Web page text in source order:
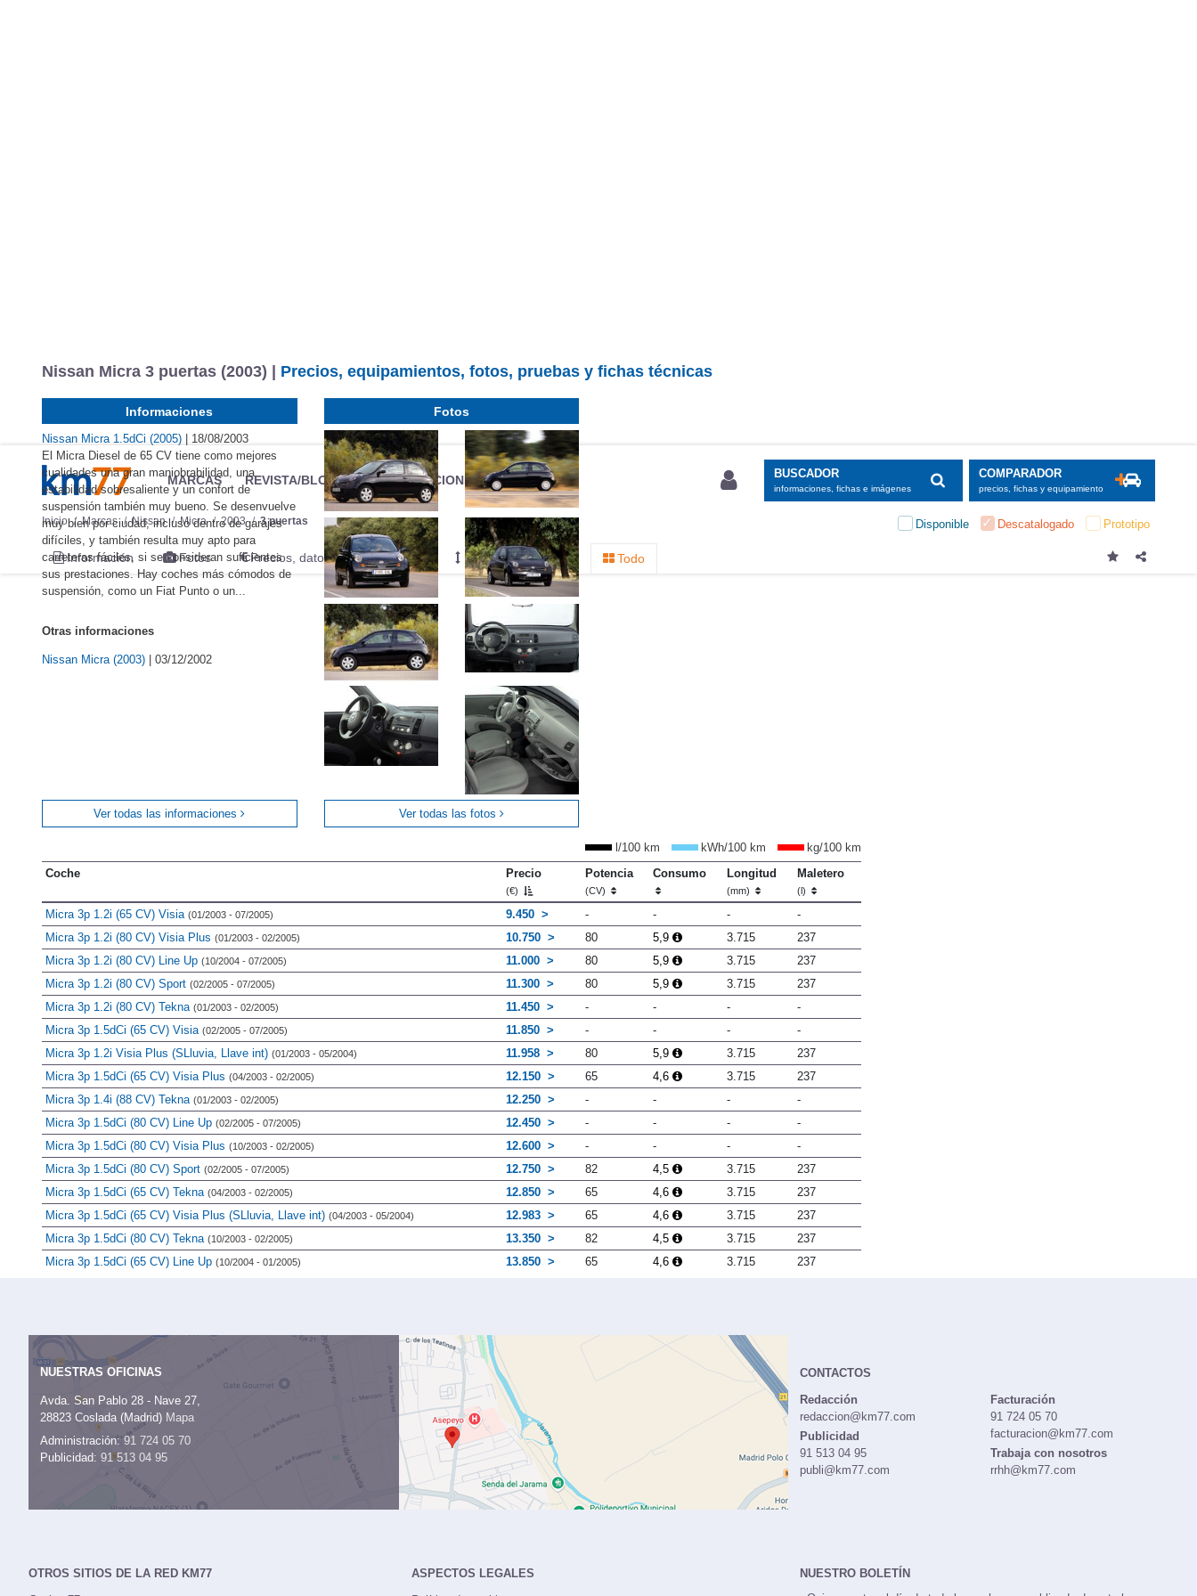
MARCAS REVISTA/BLOG OTRAS SECCIONES BUSCADOR
informaciones, fichas e imágenes
COMPARADOR
precios, fichas y equipamiento
Inicio Marcas Nissan Micra 2003 3 puertas Disponible Descatalogado Prototipo
Información Fotos Precios, datos y equipamientos Mediciones propias Todo
Nissan Micra 3 puertas (2003) | Precios, equipamientos, fotos, pruebas y fichas técnicas
Informaciones
Nissan Micra 1.5dCi (2005) | 18/08/2003
El Micra Diesel de 65 CV tiene como mejores
cualidades una gran maniobrabilidad, una
estabilidad sobresaliente y un confort de
suspensión también muy bueno. Se desenvuelve
muy bien por ciudad, incluso dentro de garajes
difíciles, y también resulta muy apto para
carreteras fáciles, si se consideran suficientes
sus prestaciones. Hay coches más cómodos de
suspensión, como un Fiat Punto o un...
Otras informaciones
Nissan Micra (2003) | 03/12/2002
Ver todas las informaciones
Fotos
Ver todas las fotos
l/100 km kWh/100 km
kg/100 km
Coche
Precio
(€)
Potencia
(CV)
Consumo Longitud
(mm)
Maletero
(l)
Micra 3p 1.2i (65 CV) Visia (01/2003 - 07/2005) 9.450 - - -
-
Micra 3p 1.2i (80 CV) Visia Plus (01/2003 - 02/2005) 10.750 80 5,9 3.715
237
Micra 3p 1.2i (80 CV) Line Up (10/2004 - 07/2005) 11.000 80 5,9 3.715
237
Micra 3p 1.2i (80 CV) Sport (02/2005 - 07/2005) 11.300 80 5,9 3.715
237
Micra 3p 1.2i (80 CV) Tekna (01/2003 - 02/2005) 11.450 - - -
-
Micra 3p 1.5dCi (65 CV) Visia (02/2005 - 07/2005) 11.850 - - -
-
Micra 3p 1.2i Visia Plus (SLluvia, Llave int) (01/2003 - 05/2004) 11.958 80 5,9 3.715
237
Micra 3p 1.5dCi (65 CV) Visia Plus (04/2003 - 02/2005) 12.150 65 4,6 3.715
237
Micra 3p 1.4i (88 CV) Tekna (01/2003 - 02/2005) 12.250 - - -
-
Micra 3p 1.5dCi (80 CV) Line Up (02/2005 - 07/2005) 12.450 - - -
-
Micra 3p 1.5dCi (80 CV) Visia Plus (10/2003 - 02/2005) 12.600 - - -
-
Micra 3p 1.5dCi (80 CV) Sport (02/2005 - 07/2005) 12.750 82 4,5 3.715
237
Micra 3p 1.5dCi (65 CV) Tekna (04/2003 - 02/2005) 12.850 65 4,6 3.715
237
Micra 3p 1.5dCi (65 CV) Visia Plus (SLluvia, Llave int) (04/2003 - 05/2004) 12.983 65 4,6 3.715
237
Micra 3p 1.5dCi (80 CV) Tekna (10/2003 - 02/2005) 13.350 82 4,5 3.715
237
Micra 3p 1.5dCi (65 CV) Line Up (10/2004 - 01/2005) 13.850 65 4,6 3.715 237
NUESTRAS OFICINAS
Avda. San Pablo 28 - Nave 27,
28823 Coslada (Madrid) Mapa
Administración:91 724 05 70
Publicidad: 91 513 04 95
CONTACTOS
Redacción
redaccion@km77.com
Publicidad
91 513 04 95
publi@km77.com
Facturación
91 724 05 70
facturacion@km77.com
Trabaja con nosotros
rrhh@km77.com
OTROS SITIOS DE LA RED KM77
ASPECTOS LEGALES
NUESTRO BOLETÍN